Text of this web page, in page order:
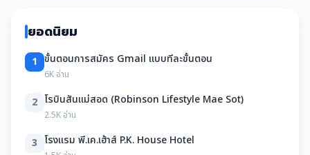
ยอดนิยม
1 ขั้นตอนการสมัคร Gmail แบบทีละขั้นตอน
6K อ่าน
2 โรบินสันแม่สอด (Robinson Lifestyle Mae Sot)
2.5K อ่าน
3 โรงแรม พี.เค.เฮ้าส์ P.K. House Hotel